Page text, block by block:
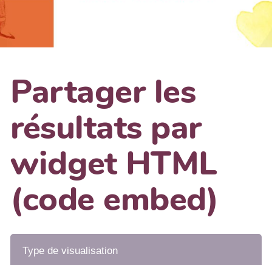
Partager les
résultats par
widget HTML
(code embed)
Type de visualisation